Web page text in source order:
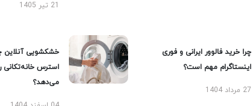
21 تیر 1405
چرا خرید فالوور ایرانی و فوری
اینستاگرام مهم است؟
27 مرداد 1404
خشکشویی آنلاین
استرس خانه‌تکانی
می‌دهد؟